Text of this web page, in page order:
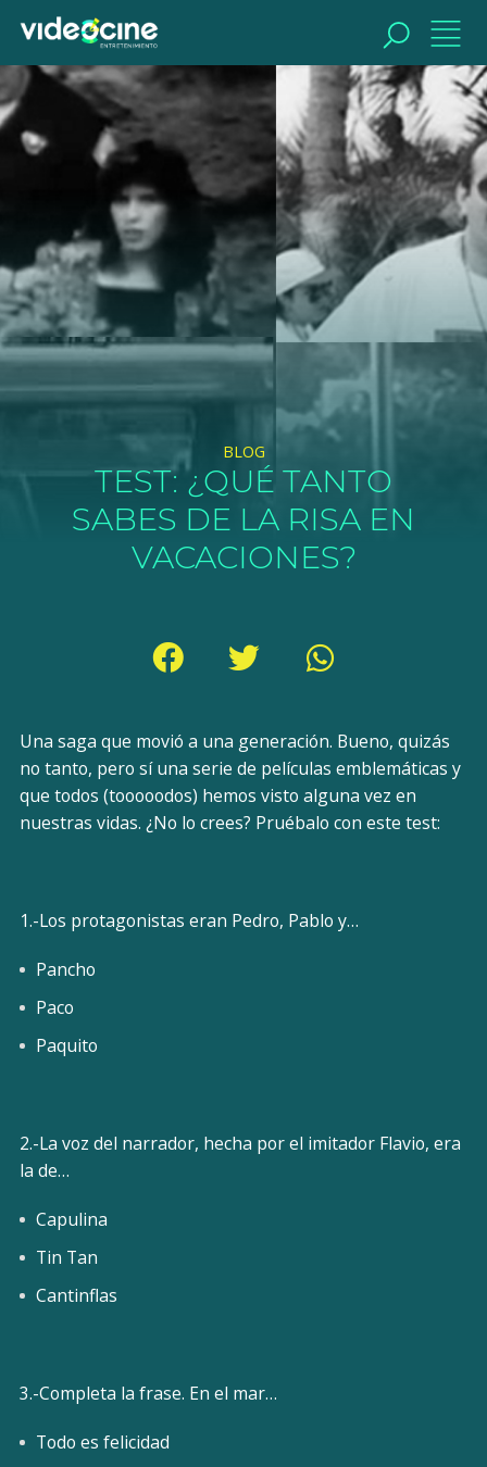
BUSCAR
BLOG
TEST: ¿QUÉ TANTO
SABES DE LA RISA EN
VACACIONES?
Una saga que movió a una generación. Bueno, quizás
no tanto, pero sí una serie de películas emblemáticas y
que todos (tooooodos) hemos visto alguna vez en
nuestras vidas. ¿No lo crees? Pruébalo con este test:
1.-Los protagonistas eran Pedro, Pablo y…
Pancho
Paco
Paquito
2.-La voz del narrador, hecha por el imitador Flavio, era
la de…
Capulina
Tin Tan
Cantinflas
3.-Completa la frase. En el mar…
Todo es felicidad